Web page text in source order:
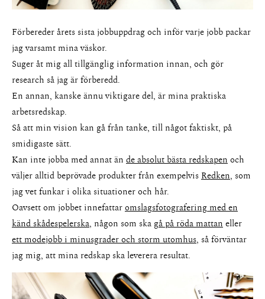
Förbereder årets sista jobbuppdrag och inför varje jobb packar
jag varsamt mina väskor.
Suger åt mig all tillgänglig information innan, och gör
research så jag är förberedd.
En annan, kanske ännu viktigare del, är mina praktiska
arbetsredskap.
Så att min vision kan gå från tanke, till något faktiskt, på
smidigaste sätt.
Kan inte jobba med annat än de absolut bästa redskapenoch
väljer alltid beprövade produkter från exempelvisRedken, som
jag vet funkar i olika situationer och hår.
Oavsett om jobbet innefattaromslagsfotografering med en
känd skådespelerska, någon som ska gå på röda mattaneller
ett modejobb i minusgrader och storm utomhus, så förväntar
jag mig, att mina redskap ska leverera resultat.